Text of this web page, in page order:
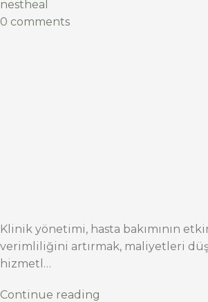
nestheal
0 comments
Klinik yönetimi, hasta bakımının
verimliliğini artırmak, maliyetleri
hizmetl…
Continue reading